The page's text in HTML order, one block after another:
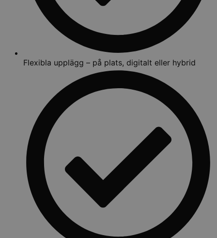
Flexibla upplägg – på plats, digitalt eller hybrid